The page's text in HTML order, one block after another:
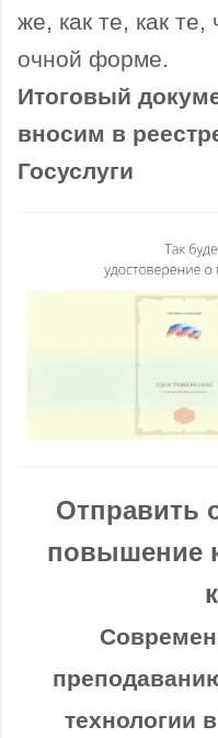
же, как те, как
очной форме.
Итоговый
вносим в
Госуслуги
Отправить
повышение
технологии